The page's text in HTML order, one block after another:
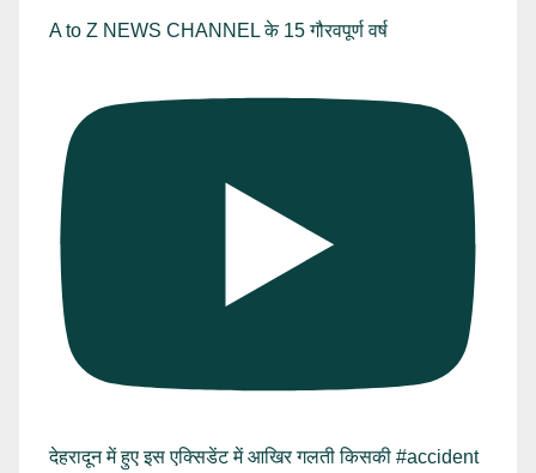
A to Z NEWS CHANNEL के 15 गौरवपूर्ण वर्ष
देहरादून में हुए इस एक्सिडेंट में आखिर गलती किसकी #accident